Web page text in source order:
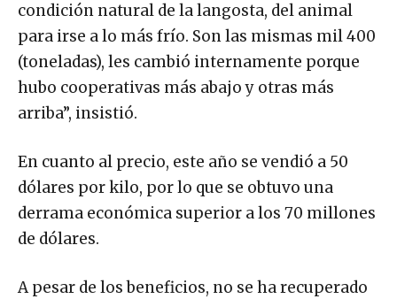
condición natural de la langosta, del animal
para irse a lo más frío. Son las mismas mil 400
(toneladas), les cambió internamente porque
hubo cooperativas más abajo y otras más
arriba”, insistió.
En cuanto al precio, este año se vendió a 50
dólares por kilo, por lo que se obtuvo una
derrama económica superior a los 70 millones
de dólares.
A pesar de los beneficios, no se ha recuperado